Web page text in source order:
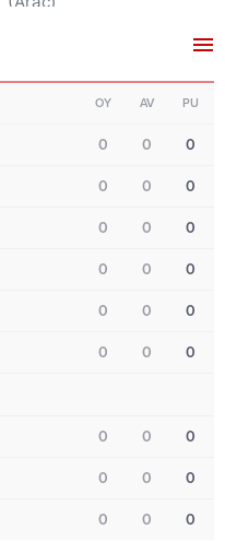
OY AV PU
0 0 0
0 0 0
0 0 0
0 0 0
0 0 0
0 0 0
0 0 0
0 0 0
0 0 0